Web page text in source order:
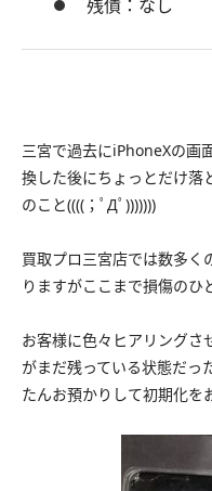
残債：なし
三宮で過去にiPhoneXの画
換した後にちょっとだけ落
のこと((((；ﾟДﾟ)))))))
買取プロ三宮店では数多
りますがここまで損傷の
お客様に色々ヒアリングさ
がまだ残っている状態だっ
たんお預かりして初期化を